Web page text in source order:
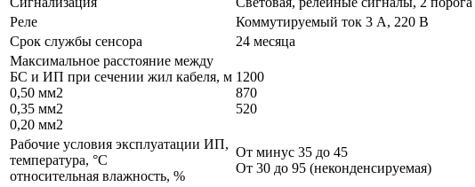
Реле
Коммутируемый ток 3 А, 220 В
Срок службы сенсора
24 месяца
Максимальное расстояние между
БС и ИП при сечении жил кабеля, м
0,50 мм2
0,35 мм2
0,20 мм2
1200
870
520
Рабочие условия эксплуатации ИП,
температура, °С
относительная влажность, %
От минус 35 до 45
От 30 до 95 (неконденсируемая)